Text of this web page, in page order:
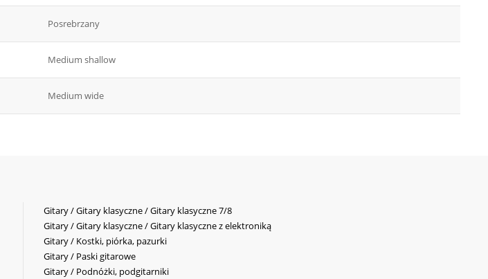
Posrebrzany
Medium shallow
Medium wide
Gitary / Gitary klasyczne / Gitary klasyczne 7/8
Gitary / Gitary klasyczne / Gitary klasyczne z elektroniką
Gitary / Kostki, piórka, pazurki
Gitary / Paski gitarowe
Gitary / Podnóżki, podgitarniki